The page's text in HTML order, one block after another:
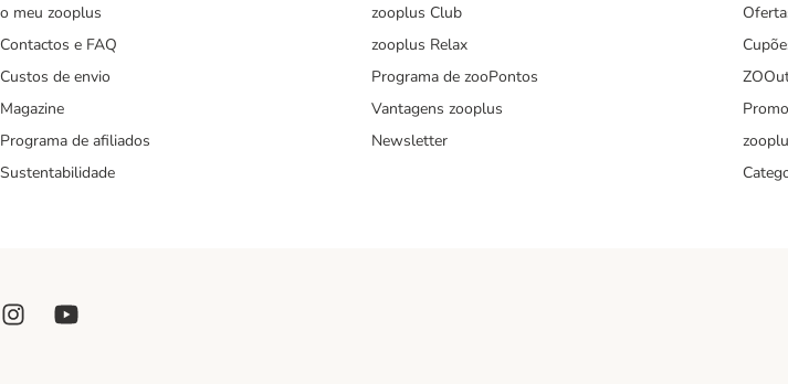
o meu zooplus
Contactos e FAQ
Custos de envio
Magazine
Programa de afiliados
Sustentabilidade
zooplus Club
zooplus Relax
Programa de zooPontos
Vantagens zooplus
Newsletter